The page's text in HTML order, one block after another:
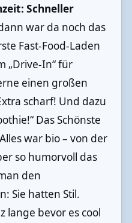
Schneller
war da noch das
Fast-Food-Laden
„Drive-In“ für
einen großen
scharf! Und dazu
Das Schönste
war bio – von der
so humorvoll das
den
Sie hatten Stil.
lange bevor es cool